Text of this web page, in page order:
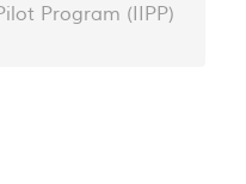
Program (IIPP)